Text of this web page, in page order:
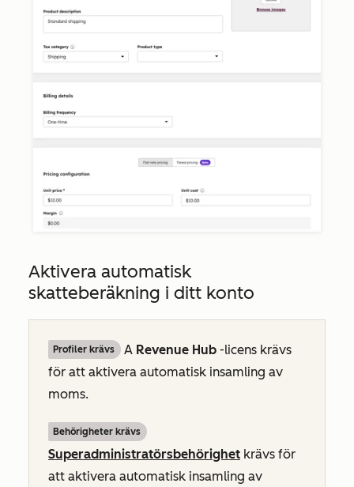
Aktivera automatisk
skatteberäkning i ditt konto
Profiler krävs A Revenue Hub -licens krävs
för att aktivera automatisk insamling av
moms.
Behörigheter krävs
Superadministratörsbehörighet krävs för
att aktivera automatisk insamling av